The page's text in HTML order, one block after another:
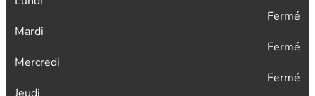
Fermé
Mardi
Fermé
Mercredi
Fermé